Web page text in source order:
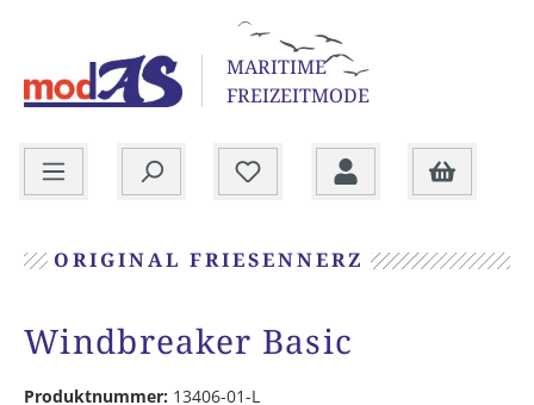
MARITIME
FREIZEITMODE
ORIGINAL FRIESENNERZ
Windbreaker Basic
Produktnummer: 13406-01-L